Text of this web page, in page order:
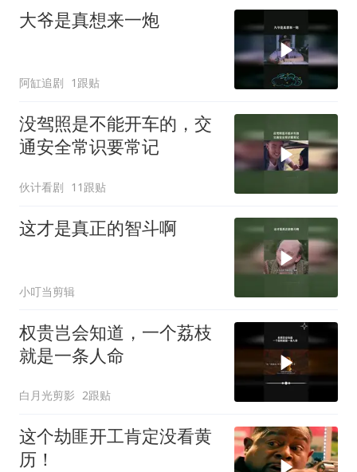
大爷是真想来一炮
阿缸追剧 1跟贴
没驾照是不能开车的，交
通安全常识要常记
伙计看剧 11跟贴
这才是真正的智斗啊
小叮当剪辑
权贵岂会知道，一个荔枝
就是一条人命
白月光剪影 2跟贴
这个劫匪开工肯定没看黄
历！